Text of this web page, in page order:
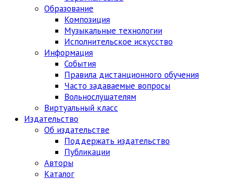
Образование
Композиция
Музыкальные технологии
Исполнительское искусство
Информация
События
Правила дистанционного обучения
Часто задаваемые вопросы
Вольнослушателям
Виртуальный класс
Издательство
Об издательстве
Поддержать издательство
Публикации
Авторы
Каталог